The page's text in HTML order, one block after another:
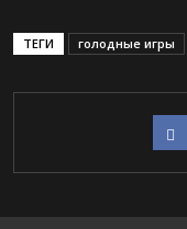
ТЕГИ голодные игры